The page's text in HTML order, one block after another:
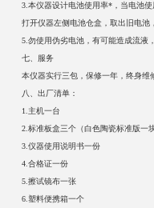
3. 本仪器设计电池使用率*，当电池使
打开仪器左侧电池仓盒，取出旧电
5. 勿使用伪劣电池，有可能造成流液
七、服务
本仪器实行三包，保修一年，终身
八、出厂清单：
1. 主机一台
2. 标准板盒三个（白色陶瓷标准版一
3. 仪器使用说明书一份
4. 合格证一份
5. 擦试镜布一张
6. 塑料便携箱一个